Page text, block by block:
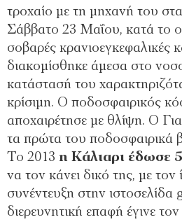
τροχαίο με τη μηχανή του
Σάββατο 23 Μαΐου, κατά το
σοβαρές κρανιοεγκεφαλικές
διακομίσθηκε άμεσα στο
κατάστασή του
κρίσιμη. Ο ποδοσφαιρικός
αποχαιρέτησε με θλίψη. Ο
τα πρώτα του
Το 2013 η Κάλιαρι έδωσε
να τον κάνει δικό της, με τον
συνέντευξη στην
διερευνητική επαφή έγινε